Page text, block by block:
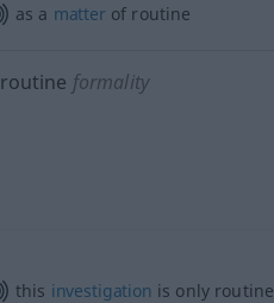
as a matterof routine
routine formality
this investigation is only routine